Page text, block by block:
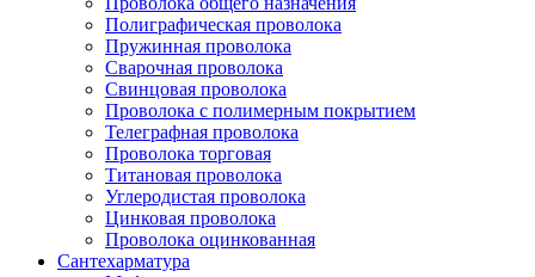
Полиграфическая проволока
Пружинная проволока
Сварочная проволока
Свинцовая проволока
Проволока с полимерным покрытием
Телеграфная проволока
Проволока торговая
Титановая проволока
Углеродистая проволока
Цинковая проволока
Проволока оцинкованная
Сантехарматура